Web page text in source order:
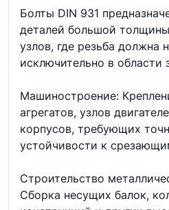
Болты DIN 931
деталей большой
узлов, где резьба должна
исключительно в области
Машиностроение:
агрегатов, узлов
корпусов, требующих
устойчивости к
Строительство
Сборка несущих балок,